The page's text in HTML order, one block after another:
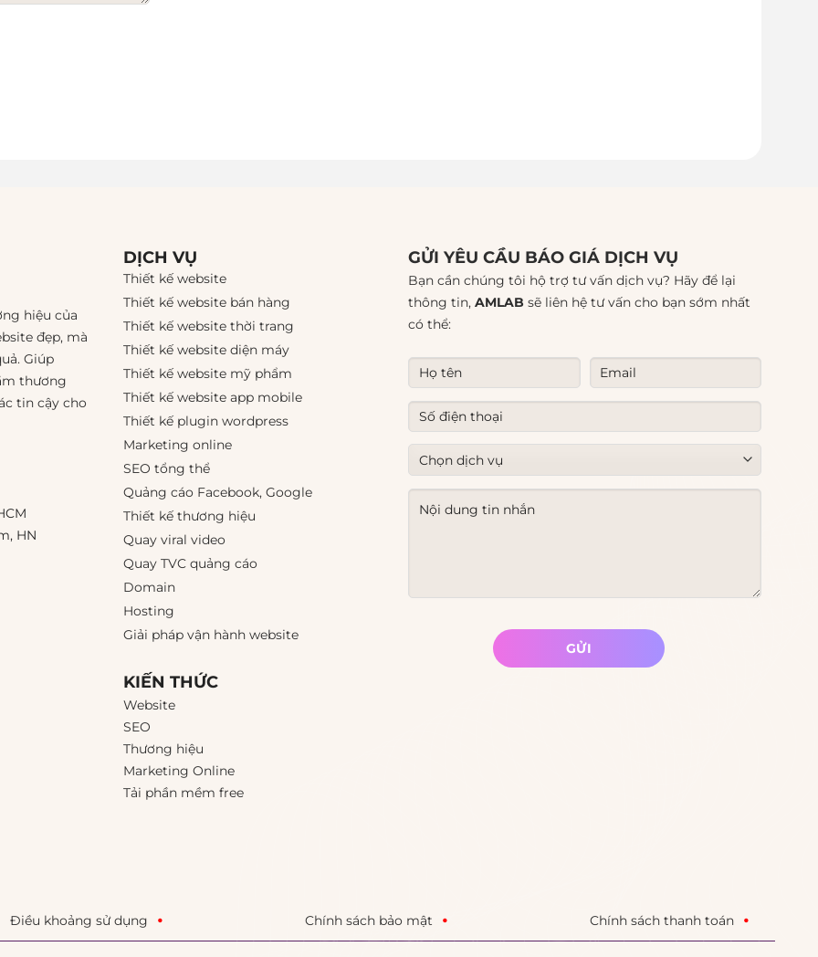
hiệu của
đẹp, mà
Giúp
thương
tin cậy cho
HN
DỊCH VỤ
Thiết kế website
Thiết kế website bán hàng
Thiết kế website thời trang
Thiết kế website diện máy
Thiết kế website mỹ phẩm
Thiết kế website app mobile
Thiết kế plugin wordpress
Marketing online
SEO tổng thể
Quảng cáo Facebook, Google
Thiết kế thương hiệu
Quay viral video
Quay TVC quảng cáo
Domain
Hosting
Giải pháp vận hành website
KIẾN THỨC
Website
SEO
Thương hiệu
Marketing Online
Tải phần mềm free
GỬI YÊU CẦU BÁO GIÁ DỊCH VỤ
Bạn cần chúng tôi hộ trợ tư vấn dịch vụ? Hãy để lại
thông tin,AMLAB sẽ liên hệ tư vấn cho bạn sớm nhất
có thể:
GỬI
Điều khoảng sử dụng Chính sách bảo mật Chính sách thanh toán